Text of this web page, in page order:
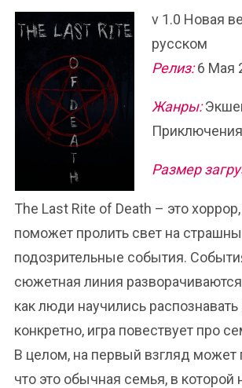
v 1.0 Новая
русском
Релиз:6 Мая
Жанры:
Размер
The Last Rite of Death – это
поможет пролить свет на
подозрительные события.
сюжетная линия
как люди научились
конкретно, игра повествует про
В целом, на первый взгляд может
что это обычная семья, в которой